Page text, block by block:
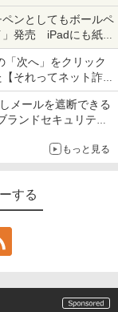
にしてる？】
ンとしてもボールペ
」発売 iPadにも紙に
「次へ」をクリック
それってネット詐欺
メールを遮断できる
ランドセキュリティ
もっと見る
する